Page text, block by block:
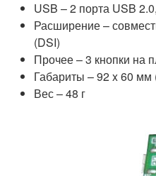
USB – 2 порта USB
Расширение –
(DSI)
Прочее – 3 кнопки на
Габариты – 92 x 60
Вес – 48 г